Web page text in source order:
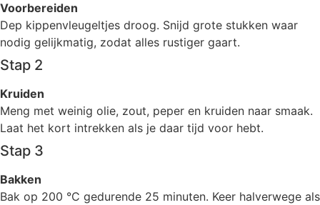
Voorbereiden
Dep kippenvleugeltjes droog. Snijd grote stukken waar
nodig gelijkmatig, zodat alles rustiger gaart.
Stap 2
Kruiden
Meng met weinig olie, zout, peper en kruiden naar smaak.
Laat het kort intrekken als je daar tijd voor hebt.
Stap 3
Bakken
Bak op 200 °C gedurende 25 minuten. Keer halverwege als